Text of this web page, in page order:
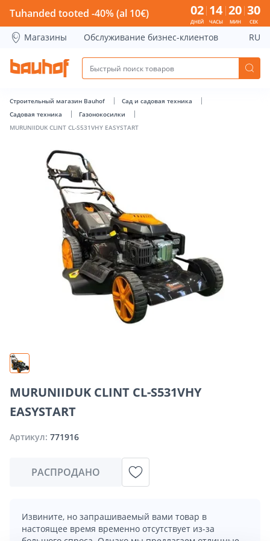
MURUNIIDUK CLINT CL-S531VHY EASYSTART - Bauhof has
Tuhanded tooted -40% (al 10€) 02
ДНЕЙ
14
ЧАСЫ
20
МИН
29
СЕК
Магазины Обслуживание бизнес-клиентов RU
Строительный магазин Bauhof
Сад и садовая техника
Садовая техника
Газонокосилки
MURUNIIDUK CLINT CL-S531VHY EASYSTART
MURUNIIDUK CLINT CL-S531VHY
EASYSTART
Артикул: 771916
РАСПРОДАНО
Извините, но запрашиваемый вами товар в
настоящее время временно отсутствует из-за